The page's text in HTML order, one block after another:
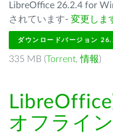
LibreOffice 26.2.4 for
されています- 変更しま
ダウンロードバージョン
335 MB (Torrent,情報)
LibreOffice
オフライ